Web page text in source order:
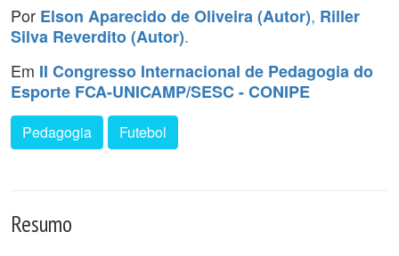
Por Elson Aparecido de Oliveira (Autor), Riller
Silva Reverdito (Autor).
Em II Congresso Internacional de Pedagogia do
Esporte FCA-UNICAMP/SESC - CONIPE
Pedagogia Futebol
Resumo